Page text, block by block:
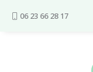
06 23 66 28 17